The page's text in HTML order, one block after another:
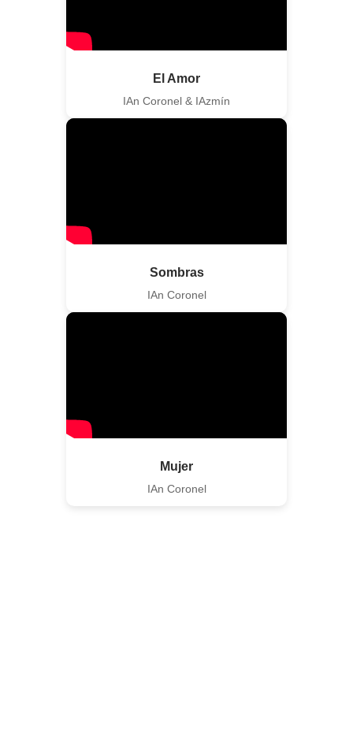
El Amor
IAn Coronel & IAzmín
Sombras
IAn Coronel
Mujer
IAn Coronel